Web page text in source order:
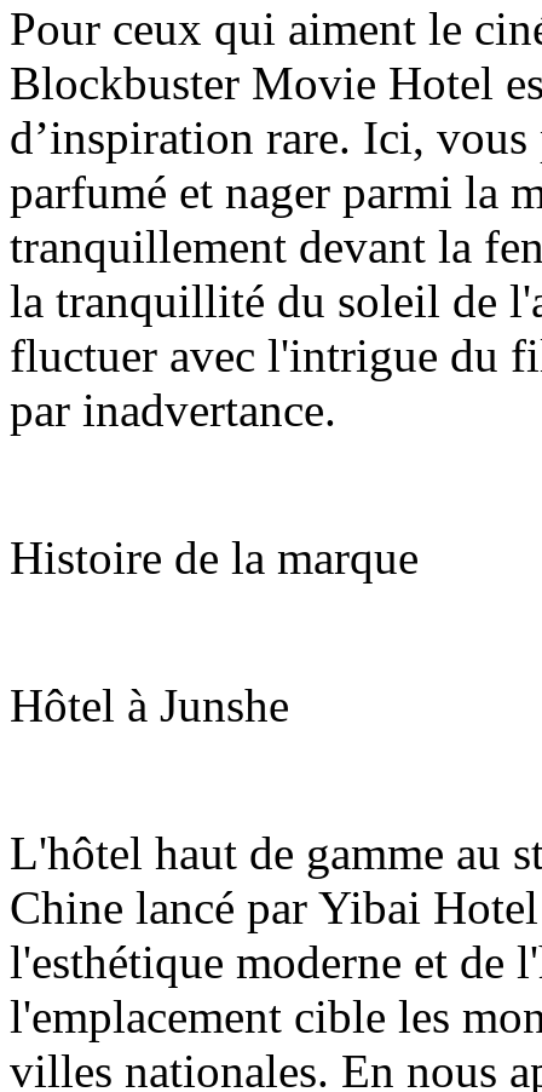
Pour ceux qui aiment le
Blockbuster Movie Hotel
d’inspiration rare. Ici, vous
parfumé et nager parmi la
tranquillement devant la
la tranquillité du soleil de
fluctuer avec l'intrigue du
par inadvertance.
Histoire de la marque
Hôtel à Junshe
L'hôtel haut de gamme au
Chine lancé par Yibai
l'esthétique moderne et de
l'emplacement cible les
villes nationales. En nous